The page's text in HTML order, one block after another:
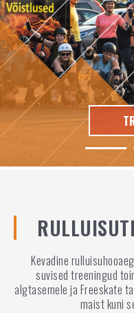
Kevadine
suvised treeningud
algtasemele ja Freeskate
maist kuni